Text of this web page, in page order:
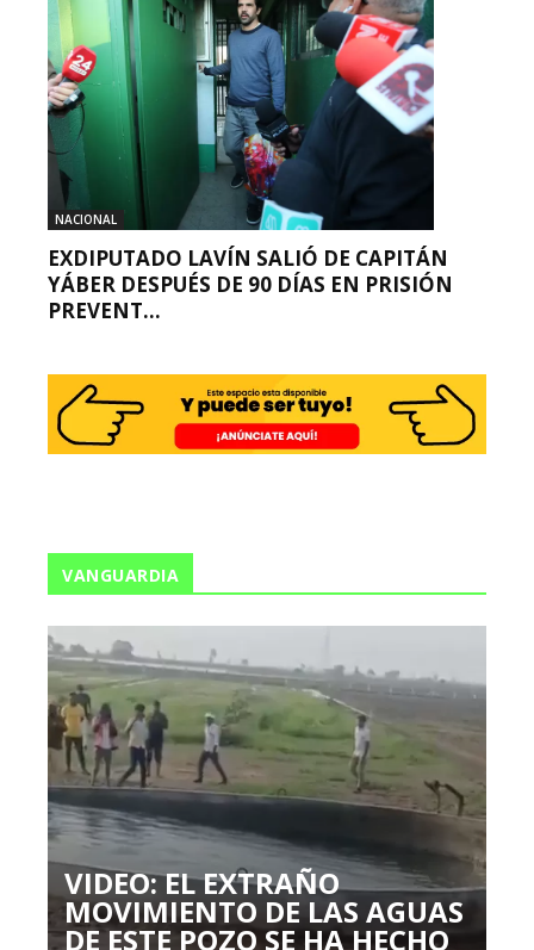
NACIONAL
EXDIPUTADO LAVÍN SALIÓ DE CAPITÁN
YÁBER DESPUÉS DE 90 DÍAS EN PRISIÓN
PREVENT...
VANGUARDIA
VIDEO: EL EXTRAÑO
MOVIMIENTO DE LAS AGUAS
DE ESTE POZO SE HA HECHO